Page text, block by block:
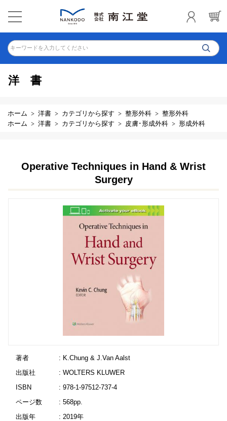
キーワードを入力してください
洋書
ホーム 洋書 カテゴリから探す 整形外科
整形外科
ホーム
洋書 カテゴリから探す 皮膚･形成外科 形成外科
Operative Techniques in Hand & Wrist
Surgery
著者
: K.Chung & J.Van Aalst
出版社
: WOLTERS KLUWER
ISBN
: 978-1-97512-737-4
ページ数
: 568pp.
出版年
: 2019年